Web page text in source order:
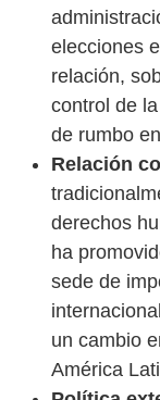
elecciones
relación,
control de
de rumbo
Relación
derechos
ha
sede de
un cambio
América